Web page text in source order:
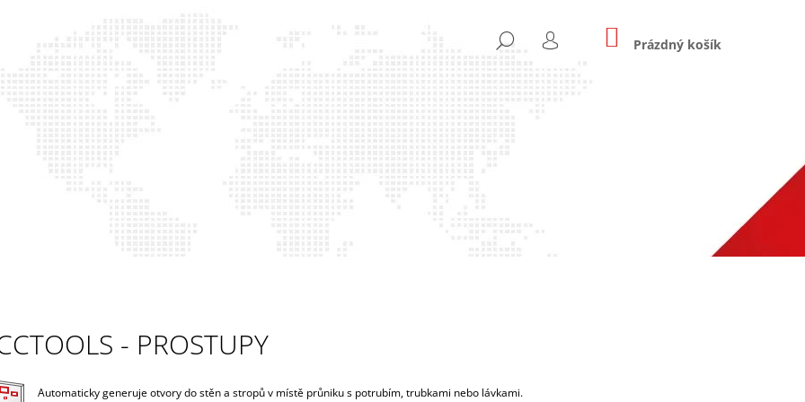
HLEDAT
PŘIHLÁŠENÍ
NÁKUPNÍ
KOŠÍK
Prázdný košík
- PROSTUPY
Automaticky generuje otvory do stěn a stropů v místě průniku s potrubím, trubkami nebo lávkami.
CO POTŘEBUJETE NAJÍT?
DOPORUČUJEME
(C3D)
CCLIBRARY - VARIANTY